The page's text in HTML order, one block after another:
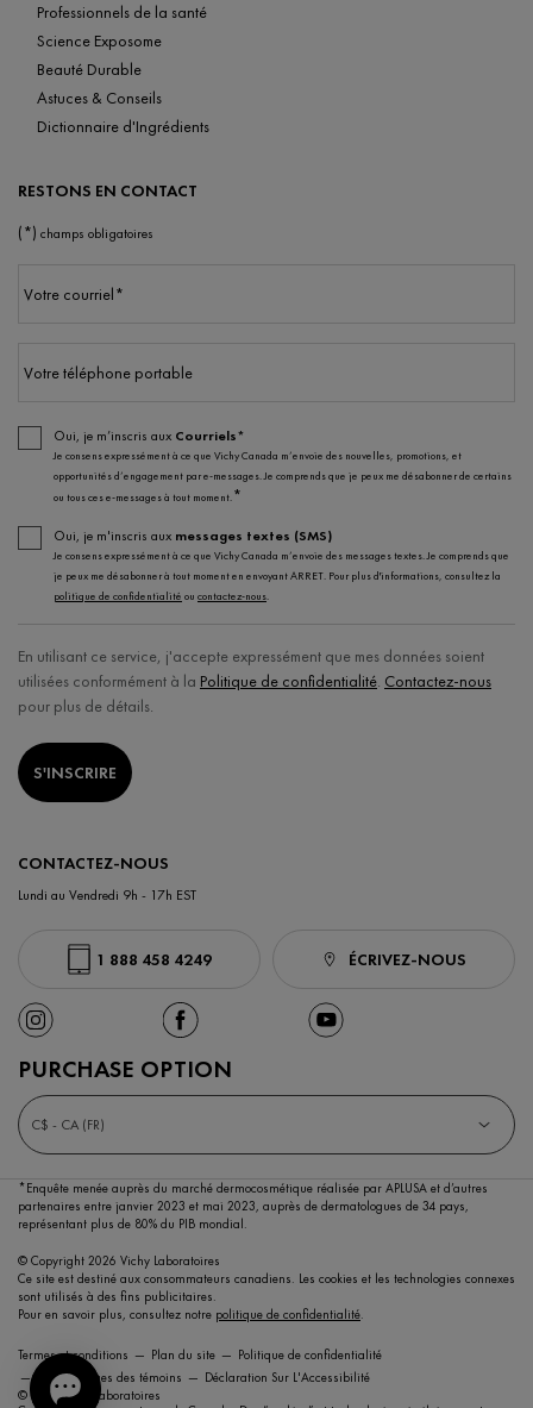
Professionnels de la santé
Science Exposome
Beauté Durable
Astuces & Conseils
Dictionnaire d'Ingrédients
RESTONS EN CONTACT
(*) champs obligatoires
Votre courriel*
Votre téléphone portable
Oui, je m’inscris aux Courriels*
Je consens expressément à ce que Vichy Canada m’envoie des nouvelles, promotions, et
opportunités d’engagement par e-messages. Je comprends que je peux me désabonner de certains
ou tous ces e-messages à tout moment.*
Oui, je m'inscris aux messages textes (SMS)
Je consens expressément à ce que Vichy Canada m’envoie des messages textes. Je comprends que
je peux me désabonner à tout moment en envoyant ARRET. Pour plus d'informations, consultez la
politique de confidentialité ou contactez-nous.
En utilisant ce service, j'accepte expressément que mes données soient
utilisées conformément à la Politique de confidentialité. Contactez-nous
pour plus de détails.
S'INSCRIRE
CONTACTEZ-NOUS
Lundi au Vendredi 9h - 17h EST
1 888 458 4249 ÉCRIVEZ-NOUS
PURCHASE OPTION
C$ - CA (FR)
*Enquête menée auprès du marché dermocosmétique réalisée par APLUSA et d’autres
partenaires entre janvier 2023 et mai 2023, auprès de dermatologues de 34 pays,
représentant plus de 80% du PIB mondial.
© Copyright 2026 Vichy Laboratoires
Ce site est destiné aux consommateurs canadiens. Les cookies et les technologies connexes
sont utilisés à des fins publicitaires.
Pour en savoir plus, consultez notre politique de confidentialité.
Termes et conditions Plan du site
Politique de confidentialité
Paramétrages des témoins
Déclaration Sur L'Accessibilité
© 2021 Vichy Laboratoires